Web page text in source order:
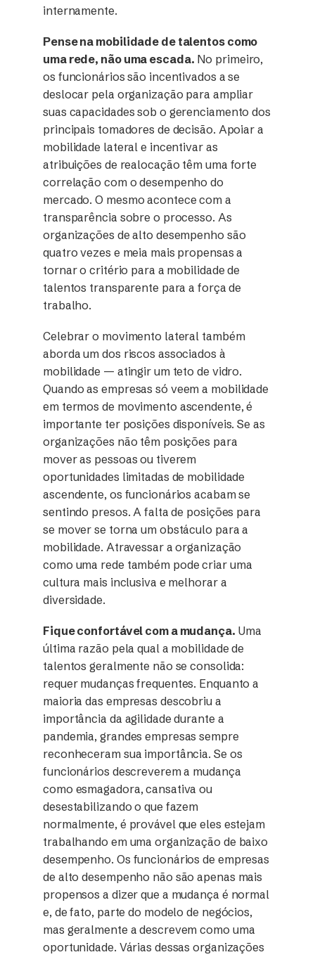
internamente.
Pense na mobilidade de talentos como
uma rede, não uma escada. No primeiro,
os funcionários são incentivados a se
deslocar pela organização para ampliar
suas capacidades sob o gerenciamento dos
principais tomadores de decisão. Apoiar a
mobilidade lateral e incentivar as
atribuições de realocação têm uma forte
correlação com o desempenho do
mercado. O mesmo acontece com a
transparência sobre o processo. As
organizações de alto desempenho são
quatro vezes e meia mais propensas a
tornar o critério para a mobilidade de
talentos transparente para a força de
trabalho.
Celebrar o movimento lateral também
aborda um dos riscos associados à
mobilidade — atingir um teto de vidro.
Quando as empresas só veem a mobilidade
em termos de movimento ascendente, é
importante ter posições disponíveis. Se as
organizações não têm posições para
mover as pessoas ou tiverem
oportunidades limitadas de mobilidade
ascendente, os funcionários acabam se
sentindo presos. A falta de posições para
se mover se torna um obstáculo para a
mobilidade. Atravessar a organização
como uma rede também pode criar uma
cultura mais inclusiva e melhorar a
diversidade.
Fique confortável com a mudança. Uma
última razão pela qual a mobilidade de
talentos geralmente não se consolida:
requer mudanças frequentes. Enquanto a
maioria das empresas descobriu a
importância da agilidade durante a
pandemia, grandes empresas sempre
reconheceram sua importância. Se os
funcionários descreverem a mudança
como esmagadora, cansativa ou
desestabilizando o que fazem
normalmente, é provável que eles estejam
trabalhando em uma organização de baixo
desempenho. Os funcionários de empresas
de alto desempenho não são apenas mais
propensos a dizer que a mudança é normal
e, de fato, parte do modelo de negócios,
mas geralmente a descrevem como uma
oportunidade. Várias dessas organizações